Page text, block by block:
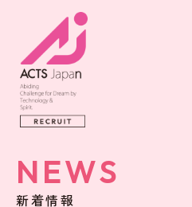
NEWS
新着情報